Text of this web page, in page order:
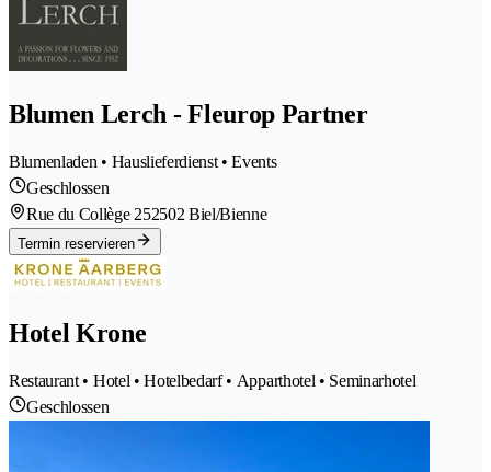
Blumen Lerch - Fleurop Partner
Blumenladen • Hauslieferdienst • Events
Geschlossen
Rue du Collège 252502 Biel/Bienne
Termin reservieren
Hotel Krone
Restaurant • Hotel • Hotelbedarf • Apparthotel • Seminarhotel
Geschlossen